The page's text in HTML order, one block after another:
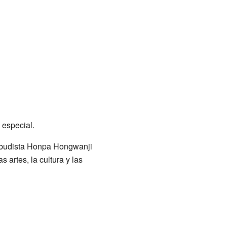
Honpa Hongwanji
artes, la cultura y las